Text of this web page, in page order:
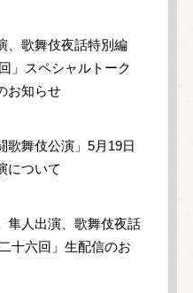
、歌舞伎夜話特別編
」スペシャルトーク
お知らせ
歌舞伎公演」5月19日
について
隼人出演、歌舞伎夜話
十六回」生配信のお